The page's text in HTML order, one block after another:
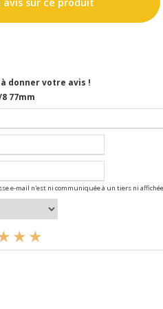
donner votre avis !
77mm
e-mail n'est ni communiquée à un tiers ni